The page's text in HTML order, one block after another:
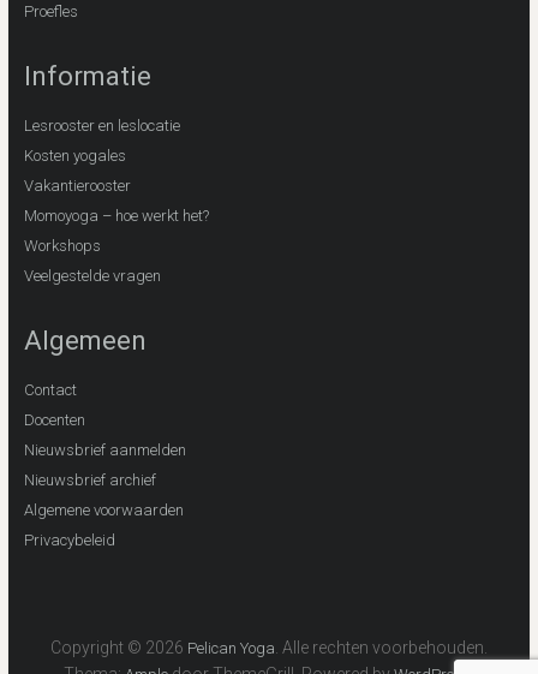
Proefles
Informatie
Lesrooster en leslocatie
Kosten yogales
Vakantierooster
Momoyoga – hoe werkt het?
Workshops
Veelgestelde vragen
Algemeen
Contact
Docenten
Nieuwsbrief aanmelden
Nieuwsbrief archief
Algemene voorwaarden
Privacybeleid
Copyright © 2026 Pelican Yoga . Alle rechten voorbehouden.